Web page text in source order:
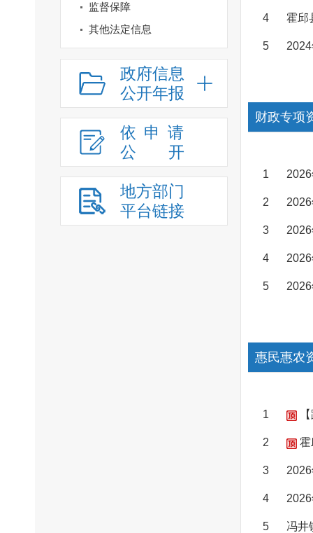
监督保障
其他法定信息
政府信息
公开年报
依申请
公
开
地方部门
平台链接
4 霍邱
5
财政专项
1
2
3
4
5
惠民惠农
1
2
3
4
5 冯井